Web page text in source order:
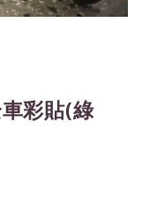
彩貼(綠